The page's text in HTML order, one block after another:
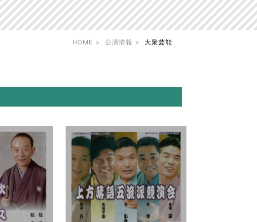
HOME 公演情報 大衆芸能
チケット購
入方法